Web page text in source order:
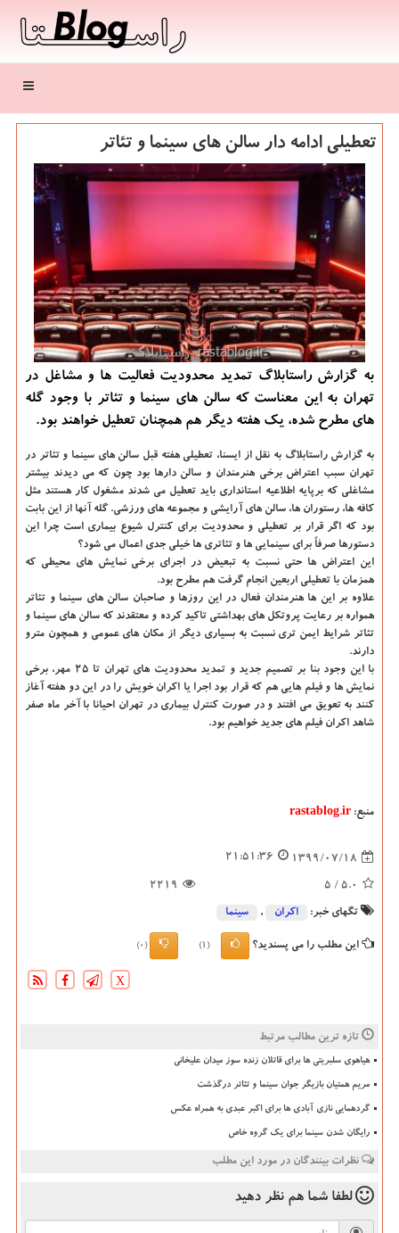
منو
تعطیلی ادامه دار سالن های سینما و تئاتر
به گزارش راستابلاگ تمدید محدودیت فعالیت ها و مشاغل در
تهران به این معناست كه سالن های سینما و تئاتر با وجود گله
های مطرح شده، یك هفته دیگر هم همچنان تعطیل خواهند بود.
به گزارش راستابلاگ به نقل از ایسنا، تعطیلی هفته قبل سالن های سینما و تئاتر در
تهران سبب اعتراض برخی هنرمندان و سالن دارها بود چون که می دیدند بیشتر
مشاغلی که برپایه اطلاعیه استانداری باید تعطیل می شدند مشغول کار هستند مثل
کافه ها، رستوران ها، سالن های آرایشی و مجموعه های ورزشی. گله آنها از این بابت
بود که اگر قرار بر تعطیلی و محدودیت برای کنترل شیوع بیماری است چرا این
دستورها صرفاً برای سینمایی ها و تئاتری ها خیلی جدی اعمال می شود؟
این اعتراض ها حتی نسبت به تبعیض در اجرای برخی نمایش های محیطی که
همزمان با تعطیلی اربعین انجام گرفت هم مطرح بود.
علاوه بر این ها هنرمندان فعال در این روزها و صاحبان سالن های سینما و تئاتر
همواره بر رعایت پروتکل های بهداشتی تاکید کرده و معتقدند که سالن های سینما و
تئاتر شرایط ایمن تری نسبت به بسیاری دیگر از مکان های عمومی و همچون مترو
دارند.
با این وجود بنا بر تصمیم جدید و تمدید محدودیت های تهران تا ۲۵ مهر، برخی
نمایش ها و فیلم هایی هم که قرار بود اجرا یا اکران خویش را در این دو هفته آغاز
کنند به تعویق می افتند و در صورت کنترل بیماری در تهران احیانا با آخر ماه صفر
شاهد اکران فیلم های جدید خواهیم بود.
منبع: rastablog.ir
1399/07/18
21:51:36
5.0
/ 5
2219
تگهای خبر: اكران , سینما
این مطلب را می پسندید؟ (1)
(0)
X
تازه ترین مطالب مرتبط
هیاهوی سلبریتی ها برای قاتلان زنده سوز میدان علیخانی
مریم همتیان بازیگر جوان سینما و تئاتر درگذشت
گردهمایی نازی آبادی ها برای اکبر عبدی به همراه عکس
رایگان شدن سینما برای یک گروه خاص
نظرات بینندگان در مورد این مطلب
لطفا شما هم نظر دهید